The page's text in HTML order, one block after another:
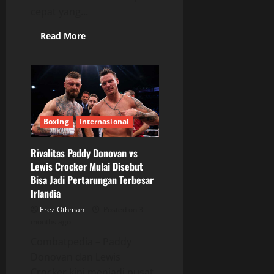
Read MoreRead
more
Jurk
Viral
Setelah
KO
Lawan
dengan
Satu
Pukulan
Boxing Internasional
Rivalitas Paddy Donovan vs
Lewis Crocker Mulai Disebut
Bisa Jadi Pertarungan Terbesar
Irlandia
Erez Othman